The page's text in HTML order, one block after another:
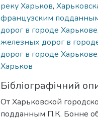
реку Харьков,
французским
дорог в городе Харькове,
железных дорог в
дорог в городе Харькове,
Харьков
Бібліографічний
От Харьковской
подданным П.К. Бонне